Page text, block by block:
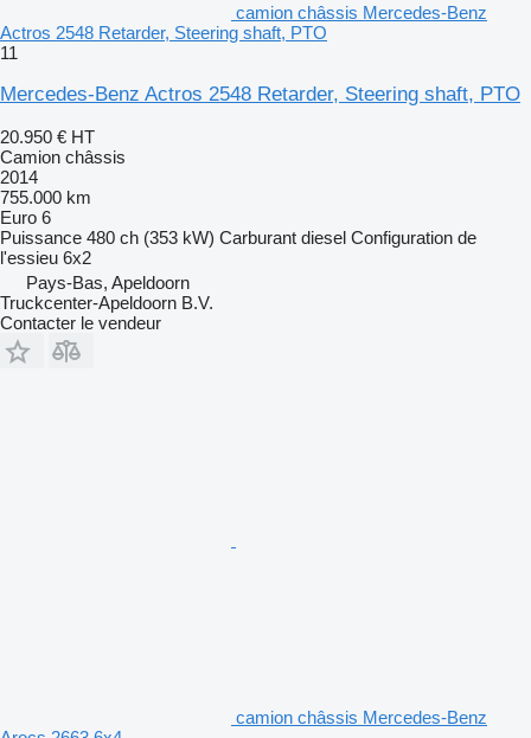
camion châssis Mercedes-Benz
Actros 2548 Retarder, Steering shaft, PTO
11
Mercedes-Benz Actros 2548 Retarder, Steering shaft, PTO
20.950 € HT
Camion châssis
2014
755.000 km
Euro 6
Puissance 480 ch (353 kW) Carburant diesel Configuration de
l'essieu 6x2
Pays-Bas, Apeldoorn
Truckcenter-Apeldoorn B.V.
Contacter le vendeur
camion châssis Mercedes-Benz